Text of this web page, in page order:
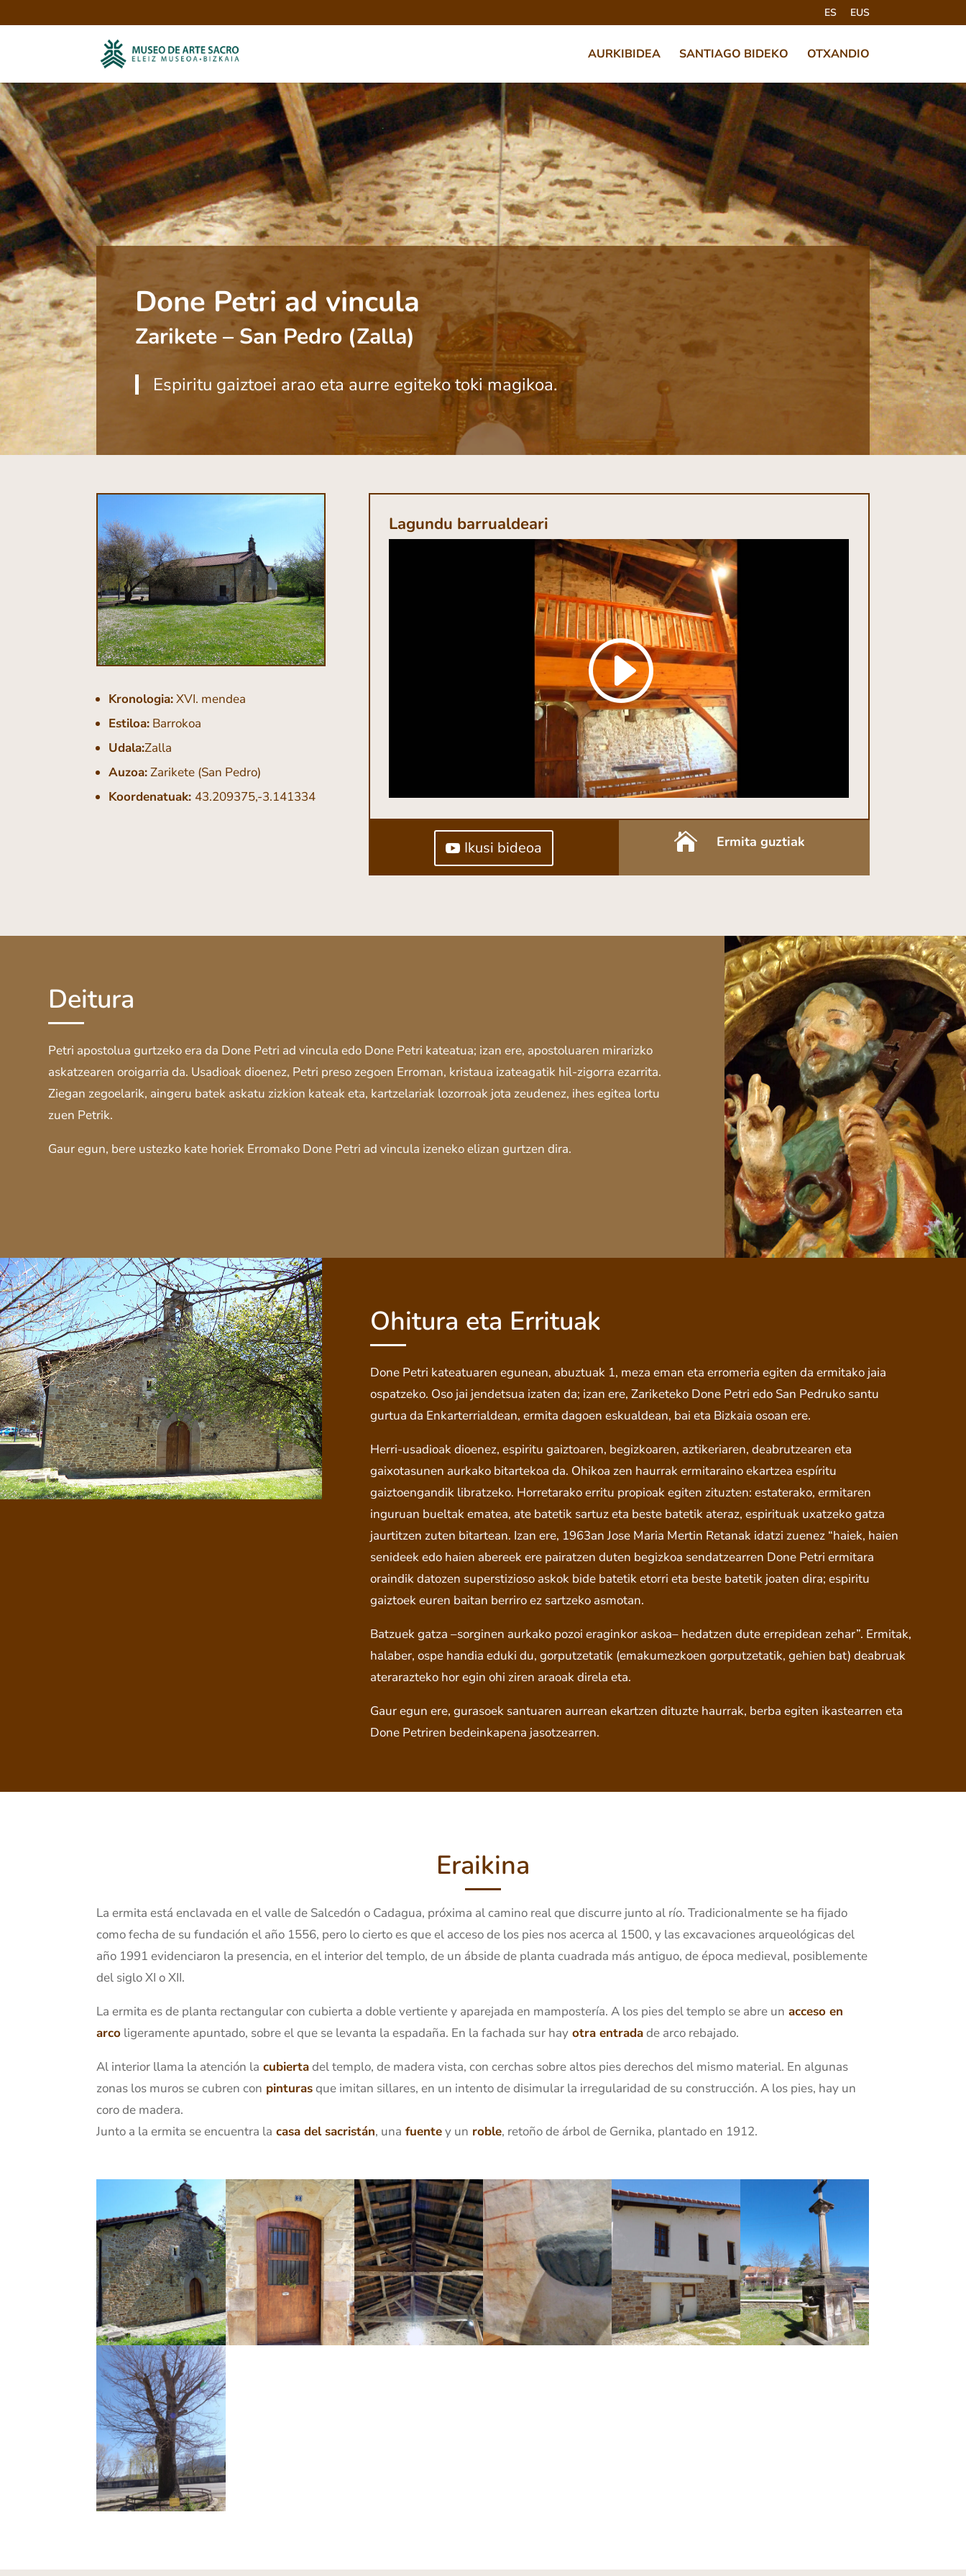
ES EUS
AURKIBIDEA SANTIAGO BIDEKO OTXANDIO
Done Petri ad vincula
Zarikete – San Pedro (Zalla)
Espiritu gaiztoei arao eta aurre egiteko toki magikoa.
Kronologia:XVI. mendea
Estiloa: Barrokoa
Udala:Zalla
Auzoa:Zarikete (San Pedro)
Koordenatuak: 43.209375,-3.141334
Lagundu barrualdeari
Ikusi bideoa  Ermita guztiak
Deitura
Petri apostolua gurtzeko era da Done Petri ad vincula edo Done Petri kateatua; izan ere, apostoluaren mirarizko
askatzearen oroigarria da. Usadioak dioenez, Petri preso zegoen Erroman, kristaua izateagatik hil-zigorra ezarrita.
Ziegan zegoelarik, aingeru batek askatu zizkion kateak eta, kartzelariak lozorroak jota zeudenez, ihes egitea lortu
zuen Petrik.
Gaur egun, bere ustezko kate horiek Erromako Done Petri ad vincula izeneko elizan gurtzen dira.
Ohitura eta Errituak
Done Petri kateatuaren egunean, abuztuak 1, meza eman eta erromeria egiten da ermitako jaia
ospatzeko. Oso jai jendetsua izaten da; izan ere, Zariketeko Done Petri edo San Pedruko santu
gurtua da Enkarterrialdean, ermita dagoen eskualdean, bai eta Bizkaia osoan ere.
Herri-usadioak dioenez, espiritu gaiztoaren, begizkoaren, aztikeriaren, deabrutzearen eta
gaixotasunen aurkako bitartekoa da. Ohikoa zen haurrak ermitaraino ekartzea espíritu
gaiztoengandik libratzeko. Horretarako erritu propioak egiten zituzten: estaterako, ermitaren
inguruan bueltak ematea, ate batetik sartuz eta beste batetik ateraz, espirituak uxatzeko gatza
jaurtitzen zuten bitartean. Izan ere, 1963an Jose Maria Mertin Retanak idatzi zuenez “haiek, haien
senideek edo haien abereek ere pairatzen duten begizkoa sendatzearren Done Petri ermitara
oraindik datozen superstizioso askok bide batetik etorri eta beste batetik joaten dira; espiritu
gaiztoek euren baitan berriro ez sartzeko asmotan.
Batzuek gatza –sorginen aurkako pozoi eraginkor askoa– hedatzen dute errepidean zehar”. Ermitak,
halaber, ospe handia eduki du, gorputzetatik (emakumezkoen gorputzetatik, gehien bat) deabruak
aterarazteko hor egin ohi ziren araoak direla eta.
Gaur egun ere, gurasoek santuaren aurrean ekartzen dituzte haurrak, berba egiten ikastearren eta
Done Petriren bedeinkapena jasotzearren.
Eraikina
La ermita está enclavada en el valle de Salcedón o Cadagua, próxima al camino real que discurre junto al río. Tradicionalmente se ha fijado
como fecha de su fundación el año 1556, pero lo cierto es que el acceso de los pies nos acerca al 1500, y las excavaciones arqueológicas del
año 1991 evidenciaron la presencia, en el interior del templo, de un ábside de planta cuadrada más antiguo, de época medieval, posiblemente
del siglo XI o XII.
La ermita es de planta rectangular con cubierta a doble vertiente y aparejada en mampostería. A los pies del templo se abre un acceso en
arco ligeramente apuntado, sobre el que se levanta la espadaña. En la fachada sur hay otra entradade arco rebajado.
Al interior llama la atención la cubiertadel templo, de madera vista, con cerchas sobre altos pies derechos del mismo material. En algunas
zonas los muros se cubren con pinturasque imitan sillares, en un intento de disimular la irregularidad de su construcción. A los pies, hay un
coro de madera.
Junto a la ermita se encuentra la casa del sacristán, una fuentey un roble, retoño de árbol de Gernika, plantado en 1912.